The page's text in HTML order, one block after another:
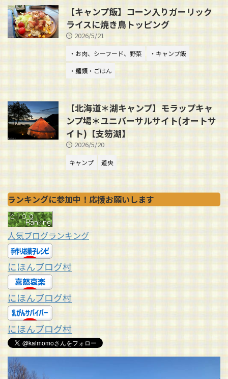
【キャンプ飯】コーン入りガーリック
ライスに焼き鳥トッピング
2026/5/21
・お肉、シーフード、野菜
・キャンプ飯
・麺類・ごはん
【北海道＊湖キャンプ】モラップキャ
ンプ場＊ユニバーサルサイト(オートサ
イト)【支笏湖】
2026/5/20
キャンプ 道央
ランキングに参加中！応援お願いします
人気ブログランキング
にほんブログ村
にほんブログ村
にほんブログ村